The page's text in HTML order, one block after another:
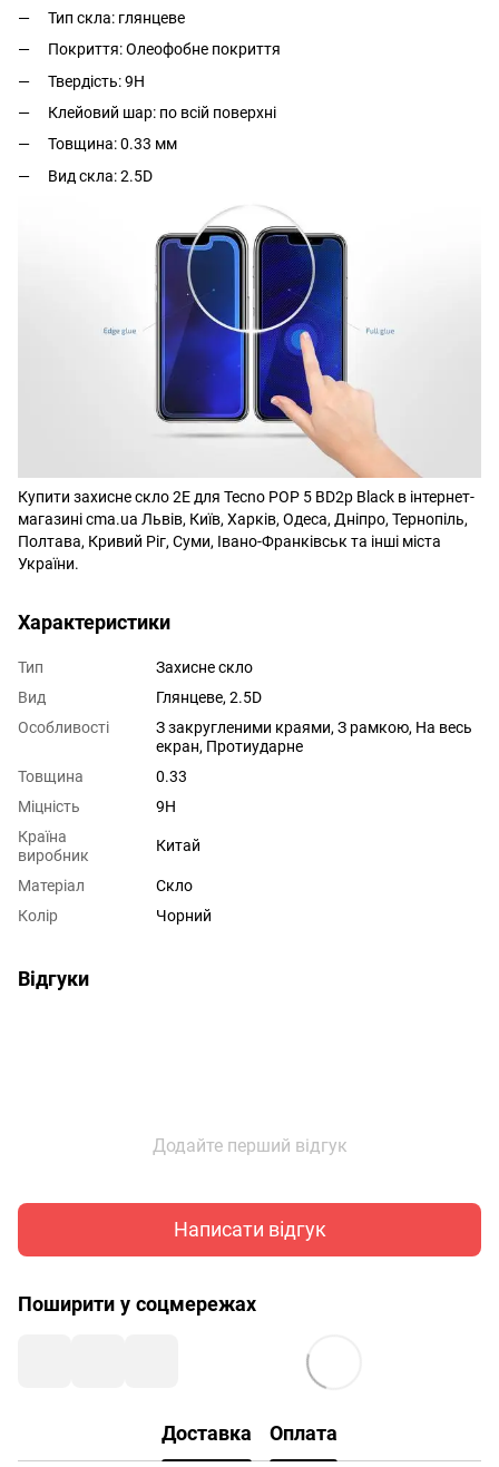
Тип скла: глянцеве
Покриття: Олеофобне покриття
Твердість: 9Н
Клейовий шар: по всій поверхні
Товщина: 0.33 мм
Вид скла: 2.5D
Купити захисне скло 2E для Tecno POP 5 BD2p Black в інтернет-
магазині cmа.ua Львів, Київ, Харків, Одеса, Дніпро, Тернопіль,
Полтава, Кривий Ріг, Суми, Івано-Франківськ та інші міста
України.
Характеристики
Тип
Захисне скло
Вид
Глянцеве, 2.5D
Особливості
З закругленими краями, З рамкою, На весь
екран, Протиударне
Товщина
0.33
Міцність
9H
Країна
виробник
Китай
Матеріал
Скло
Колір
Чорний
Відгуки
Додайте перший відгук
Написати відгук
Поширити у соцмережах
Доставка Оплата